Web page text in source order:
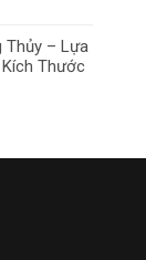
Thủy – Lựa
Thước